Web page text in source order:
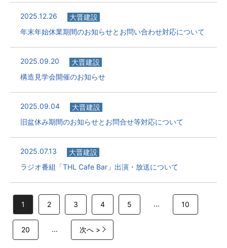
2025.12.26
大晋建設
年末年始休業期間のお知らせとお問い合わせ対応について
2025.09.20
大晋建設
構造見学会開催のお知らせ
2025.09.04
大晋建設
旧盆休み期間のお知らせとお問合せ等対応について
2025.07.13
大晋建設
ラジオ番組「THL Cafe Bar」出演・放送について
1 2 3 4 5 ... 10
20 ... 次へ >